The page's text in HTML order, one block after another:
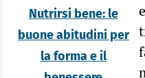
Nutrirsi bene: le
buone abitudini per
la forma e il